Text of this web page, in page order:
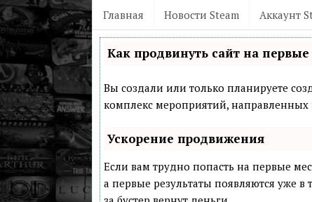
Главная Новости Steam Аккаунт
Как продвинуть сайт на первые
Вы создали или только планируете
комплекс мероприятий,
Ускорение продвижения
Если вам трудно попасть на первые
а первые результаты появляются уже